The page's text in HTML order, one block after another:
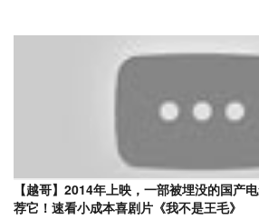
【越哥】2014年上映，一部被埋没的国产
荐它！速看小成本喜剧片《我不是王毛》